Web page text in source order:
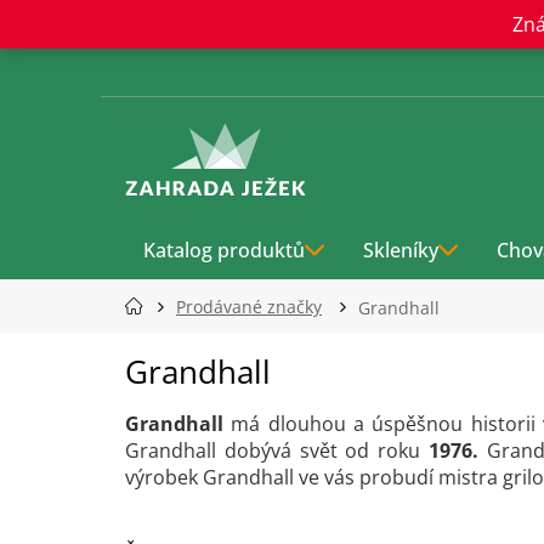
obsah
Katalog produktů Skleníky
Prodávané značky Grandhall
Grandhall
Grandhall má dlouhou a úspěšnou historii
Grandhall dobývá svět od roku 1976.
výrobek Grandhall ve vás probudí mistra